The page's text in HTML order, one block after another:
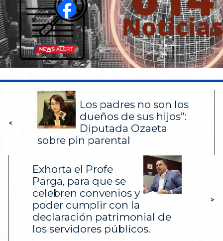
<
Los padres no son los
dueños de sus hijos”:
Diputada Ozaeta
sobre pin parental
Exhorta el Profe
Parga, para que se
celebren convenios y
poder cumplir con la
declaración patrimonial de
los servidores públicos.
>